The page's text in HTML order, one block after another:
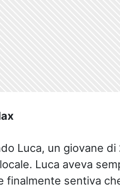
Luca, un giovane di
Luca aveva
finalmente sentiva